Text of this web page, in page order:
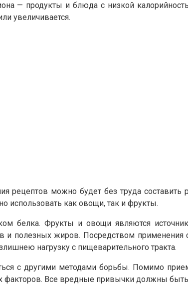
— продукты и блюда с низкой
увеличивается.
рецептов можно будет без труда
использовать как овощи, так и фрукты.
белка. Фрукты и овощи являются
полезных жиров. Посредством применения
нагрузку с пищеварительного тракта.
с другими методами борьбы. Помимо
Все вредные привычки должны быть